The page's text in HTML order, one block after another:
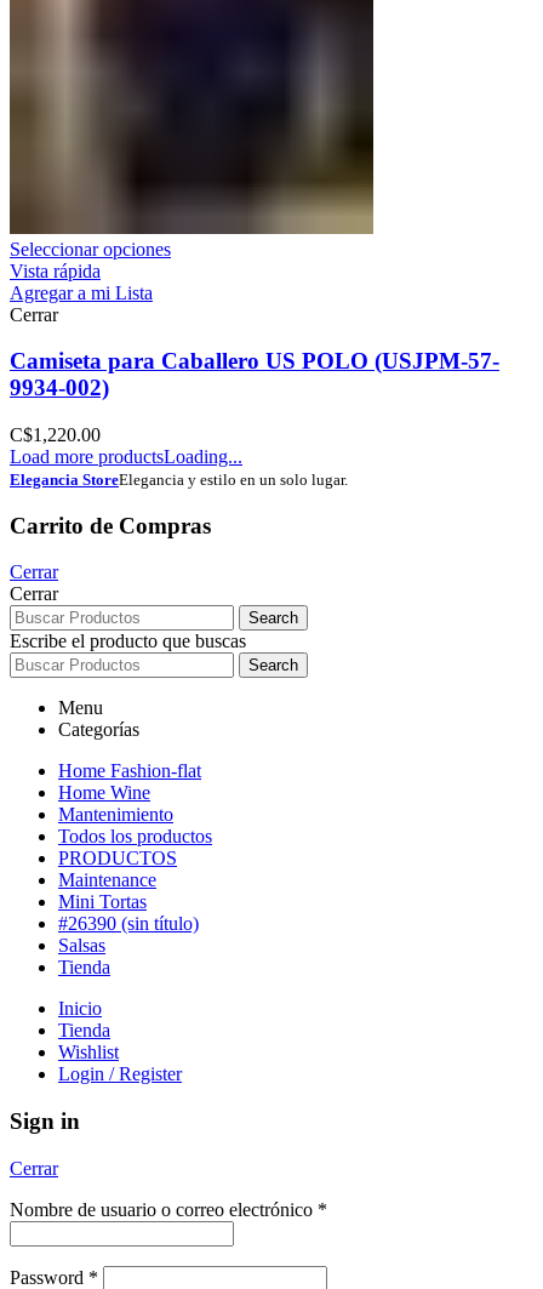
Seleccionar opciones
Vista rápida
Agregar a mi Lista
Cerrar
Camiseta para Caballero US POLO (USJPM-57-
9934-002)
C$1,220.00
Load more productsLoading...
Elegancia StoreElegancia y estilo en un solo lugar.
Carrito de Compras
Cerrar
Cerrar
Search
Escribe el producto que buscas
Search
Menu
Categorías
Home Fashion-flat
Home Wine
Mantenimiento
Todos los productos
PRODUCTOS
Maintenance
Mini Tortas
#26390 (sin título)
Salsas
Tienda
Inicio
Tienda
Wishlist
Login / Register
Sign in
Cerrar
Nombre de usuario o correo electrónico *
Password *